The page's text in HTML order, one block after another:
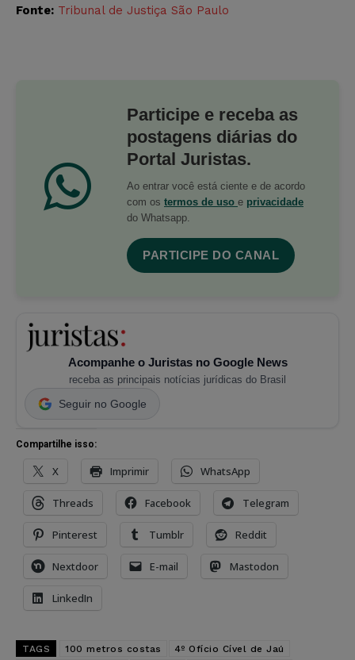
Fonte: Tribunal de Justiça São Paulo
Participe e receba as
postagens diárias do
Portal Juristas.
Ao entrar você está ciente e de acordo
com os termos de uso e privacidade
do Whatsapp.
PARTICIPE DO CANAL
Acompanhe o Juristas no Google News
receba as principais notícias jurídicas do Brasil
Seguir no Google
Compartilhe isso:
X Imprimir WhatsApp
Threads Facebook Telegram
Pinterest Tumblr Reddit
Nextdoor E-mail Mastodon
LinkedIn
TAGS 100 metros costas 4º Ofício Cível de Jaú